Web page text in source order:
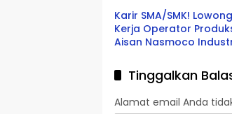
Karir SMA/SMK!
Kerja Operator
Aisan Nasmoco
Tinggalkan
Alamat email Anda